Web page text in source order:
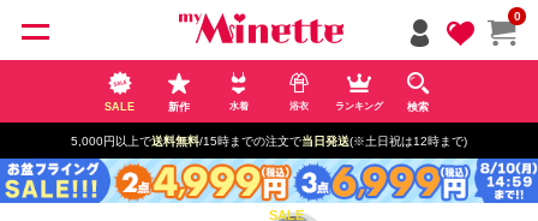
0
SALE 新作 水着 浴衣 ランキング 検索
5,000円以上で送料無料/15時までの注文で当日発送(※土日祝は12時まで)
ペー
ジト
ップ